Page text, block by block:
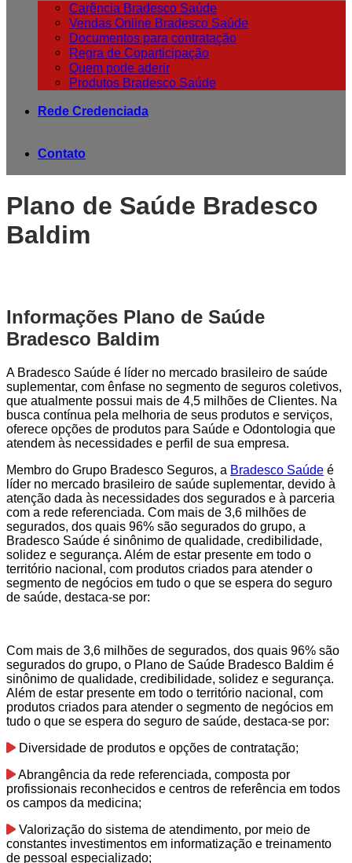
Carência Bradesco Saúde
Vendas Online Bradesco Saúde
Documentos para contratação
Regra de Coparticipação
Quem pode aderir
Produtos Bradesco Saúde
Rede Credenciada
Contato
Plano de Saúde Bradesco
Baldim
Informações Plano de Saúde
Bradesco Baldim
A Bradesco Saúde é líder no mercado brasileiro de saúde
suplementar, com ênfase no segmento de seguros coletivos,
que atualmente possui mais de 4,5 milhões de Clientes. Na
busca contínua pela melhoria de seus produtos e serviços,
oferece opções de produtos para Saúde e Odontologia que
atendem às necessidades e perfil de sua empresa.
Membro do Grupo Bradesco Seguros, a Bradesco Saúde é
líder no mercado brasileiro de saúde suplementar, devido à
atenção dada às necessidades dos segurados e à parceria
com a rede referenciada. Com mais de 3,6 milhões de
segurados, dos quais 96% são segurados do grupo, a
Bradesco Saúde é sinônimo de qualidade, credibilidade,
solidez e segurança. Além de estar presente em todo o
território nacional, com produtos criados para atender o
segmento de negócios em tudo o que se espera do seguro
de saúde, destaca-se por:
Com mais de 3,6 milhões de segurados, dos quais 96% são
segurados do grupo, o Plano de Saúde Bradesco Baldim é
sinônimo de qualidade, credibilidade, solidez e segurança.
Além de estar presente em todo o território nacional, com
produtos criados para atender o segmento de negócios em
tudo o que se espera do seguro de saúde, destaca-se por:
Diversidade de produtos e opções de contratação;
Abrangência da rede referenciada, composta por
profissionais reconhecidos e centros de referência em todos
os campos da medicina;
Valorização do sistema de atendimento, por meio de
constantes investimentos em informatização e treinamento
de pessoal especializado;